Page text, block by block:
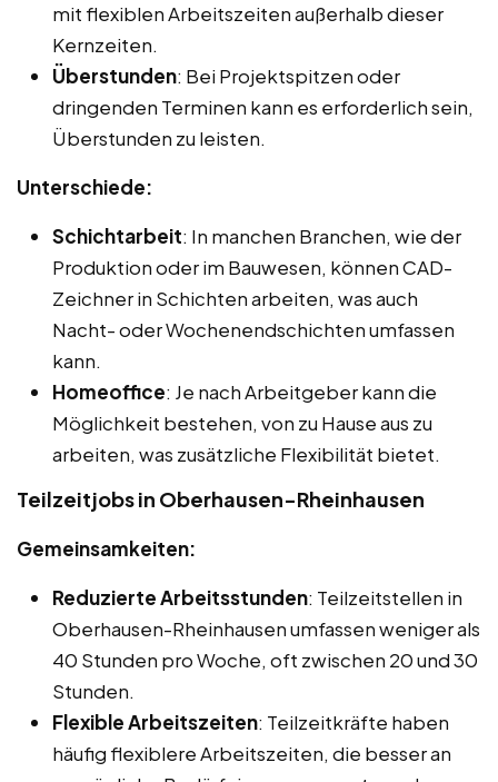
mit flexiblen Arbeitszeiten außerhalb dieser
Kernzeiten.
Überstunden: Bei Projektspitzen oder
dringenden Terminen kann es erforderlich sein,
Überstunden zu leisten.
Unterschiede:
Schichtarbeit: In manchen Branchen, wie der
Produktion oder im Bauwesen, können CAD-
Zeichner in Schichten arbeiten, was auch
Nacht- oder Wochenendschichten umfassen
kann.
Homeoffice: Je nach Arbeitgeber kann die
Möglichkeit bestehen, von zu Hause aus zu
arbeiten, was zusätzliche Flexibilität bietet.
Teilzeitjobs in Oberhausen-Rheinhausen
Gemeinsamkeiten:
Reduzierte Arbeitsstunden: Teilzeitstellen in
Oberhausen-Rheinhausen umfassen weniger als
40 Stunden pro Woche, oft zwischen 20 und 30
Stunden.
Flexible Arbeitszeiten: Teilzeitkräfte haben
häufig flexiblere Arbeitszeiten, die besser an